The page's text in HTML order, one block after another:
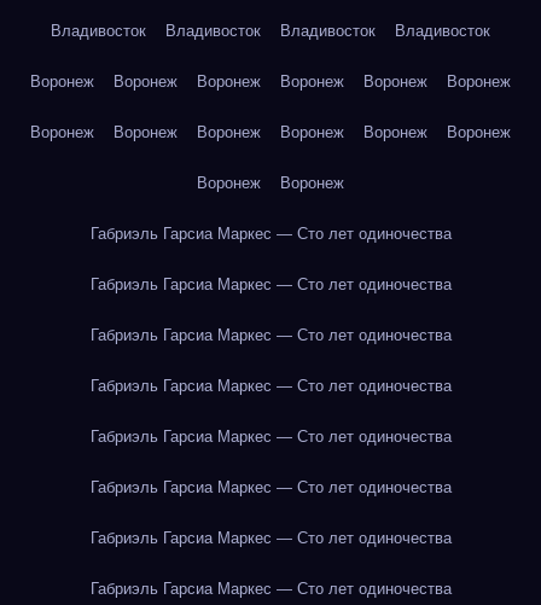
Владивосток Владивосток Владивосток Владивосток
Воронеж Воронеж Воронеж Воронеж Воронеж Воронеж
Воронеж Воронеж Воронеж Воронеж Воронеж Воронеж
Воронеж Воронеж
Габриэль Гарсиа Маркес — Сто лет одиночества
Габриэль Гарсиа Маркес — Сто лет одиночества
Габриэль Гарсиа Маркес — Сто лет одиночества
Габриэль Гарсиа Маркес — Сто лет одиночества
Габриэль Гарсиа Маркес — Сто лет одиночества
Габриэль Гарсиа Маркес — Сто лет одиночества
Габриэль Гарсиа Маркес — Сто лет одиночества
Габриэль Гарсиа Маркес — Сто лет одиночества